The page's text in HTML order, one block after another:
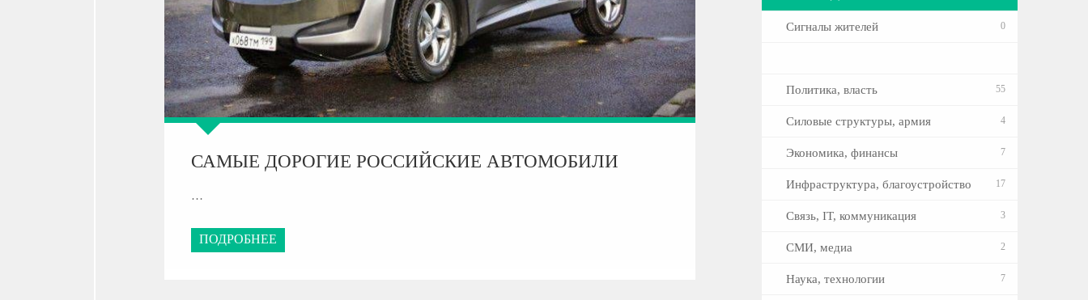
САМЫЕ ДОРОГИЕ РОССИЙСКИЕ АВТОМОБИЛИ
…
ПОДРОБНЕЕ
Сигналы жителей 0
Политика, власть 55
Силовые структуры, армия 4
Экономика, финансы 7
Инфраструктура, благоустройство 17
Связь, IT, коммуникация 3
СМИ, медиа 2
Наука, технологии 7